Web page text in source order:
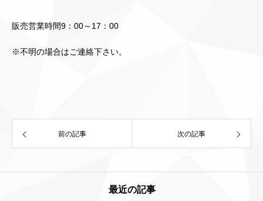
販売営業時間9：00～17：00
※不明の場合はご連絡下さい。
前の記事 次の記事
最近の記事